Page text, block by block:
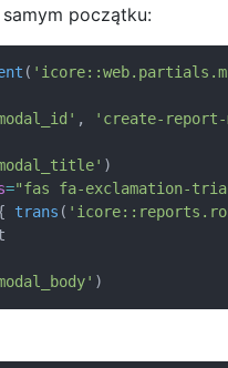
początku:
(
, 'create-report-
)
="fas fa-exclamation-
trans (
)